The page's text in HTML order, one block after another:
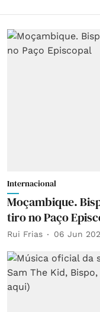
Internacional
Moçambique.
tiro no Paço
Rui Frias 06 Jun